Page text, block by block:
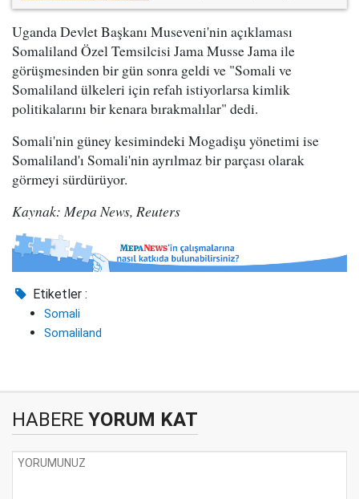
Uganda Devlet Başkanı Museveni'nin açıklaması
Somaliland Özel Temsilcisi Jama Musse Jama ile
görüşmesinden bir gün sonra geldi ve "Somali ve
Somaliland ülkeleri için refah istiyorlarsa kimlik
politikalarını bir kenara bırakmalılar" dedi.
Somali'nin güney kesimindeki Mogadişu yönetimi ise
Somaliland'ı Somali'nin ayrılmaz bir parçası olarak
görmeyi sürdürüyor.
Kaynak: Mepa News, Reuters
Etiketler :
Somali
Somaliland
HABERE YORUM KAT